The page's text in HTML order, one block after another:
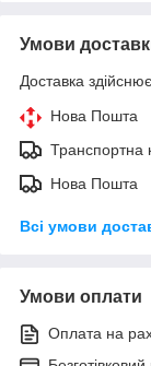
Умови
Доставка
Нова Пошта
Транспортна
Нова Пошта
Всі умови
Умови оплати
Оплата на